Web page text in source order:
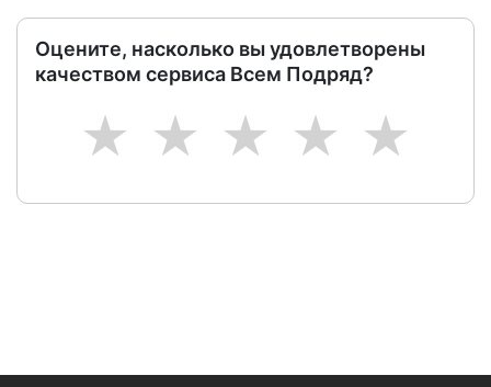
Оцените, насколько вы удовлетворены
качеством сервиса Всем Подряд?
5
4
3
2
1